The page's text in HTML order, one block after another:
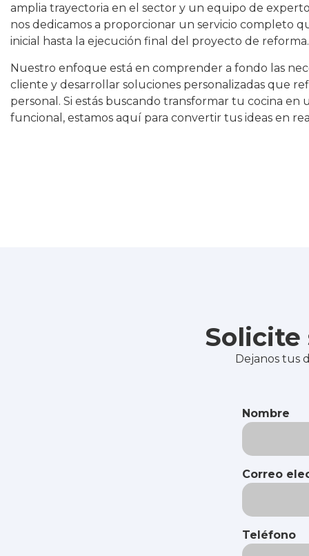
amplia trayectoria en el sector y un equipo de
nos dedicamos a proporcionar un servicio completo
inicial hasta la ejecución final del proyecto de reforma.
Nuestro enfoque está en comprender a fondo las
cliente y desarrollar soluciones personalizadas que
personal. Si estás buscando transformar tu cocina en
funcional, estamos aquí para convertir tus ideas en
Solicite
Dejanos tus
Nombre
Correo
Teléfono